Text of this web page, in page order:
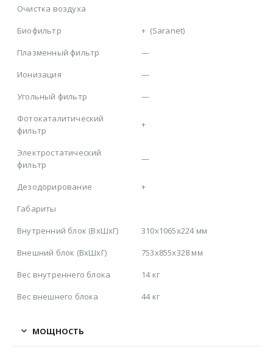
Очистка воздуха
Биофильтр
+ (Saranet)
Плазменный фильтр
—
Ионизация
—
Угольный фильтр
—
Фотокаталитический
фильтр
+
Электростатический
фильтр
—
Дезодорирование
+
Габариты
Внутренний блок (ВхШхГ)
310x1065x224 мм
Внешний блок (ВхШхГ)
753x855x328 мм
Вес внутреннего блока
14 кг
Вес внешнего блока
44 кг
МОЩНОСТЬ